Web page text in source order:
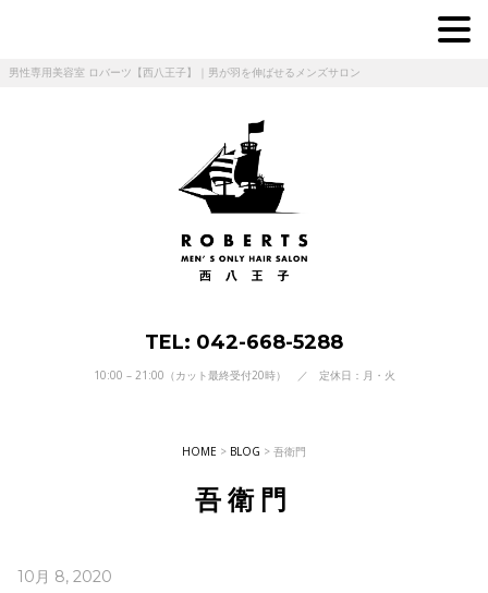
男性専用美容室 ロバーツ【西八王子】｜男が羽を伸ばせるメンズサロン
TEL: 042-668-5288
10:00 – 21:00（カット最終受付20時） ／ 定休日：月・火
HOME > BLOG > 吾衛門
吾衛門
10月 8, 2020